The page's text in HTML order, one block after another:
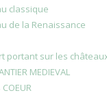
classique
de la Renaissance
portant sur les
MEDIEVAL